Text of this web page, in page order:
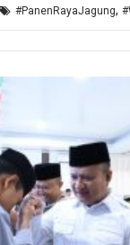
#PanenRayaJagung,